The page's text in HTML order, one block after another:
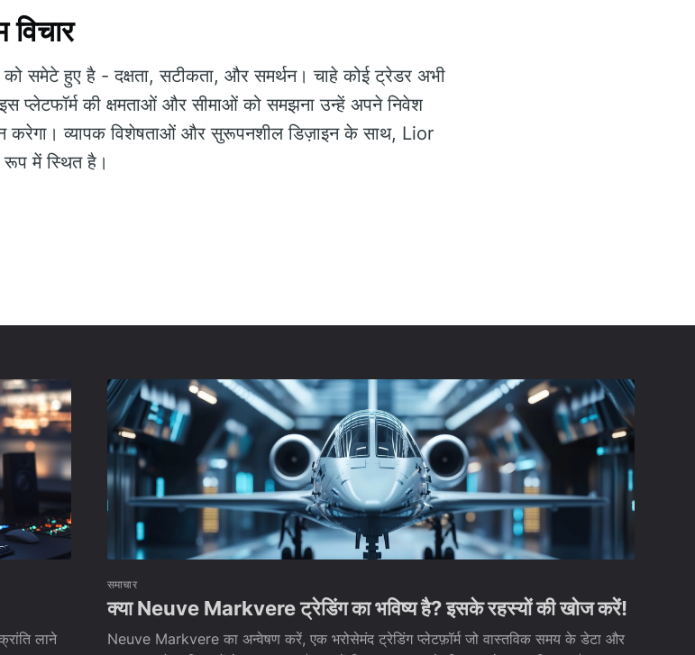
समेटे हुए है - दक्षता, सटीकता, और समर्थन। चाहे कोई ट्रेडर अभी
प्लेटफॉर्म की क्षमताओं और सीमाओं को समझना उन्हें अपने निवेश
करेगा। व्यापक विशेषताओं और सुरूपनशील डिज़ाइन के साथ, Lior
में स्थित है।
लाने
समाचार
क्या Neuve Markvere ट्रेडिंग का भविष्य है? इसके रहस्यों की खोज करें!
Neuve Markvere का अन्वेषण करें, एक भरोसेमंद ट्रेडिंग प्लेटफ़ॉर्म जो वास्तविक समय के डेटा और